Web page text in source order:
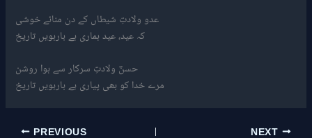
عدو ولادتِ شیطاں کے دن منائے خوشی
کہ عید، عید ہماری ہے بارہویں تاریخ
حسنؔ ولادتِ سرکار سے ہوا روشن
مرے خدا کو بھی پیاری ہے بارہویں تاریخ
PREVIOUS NEXT